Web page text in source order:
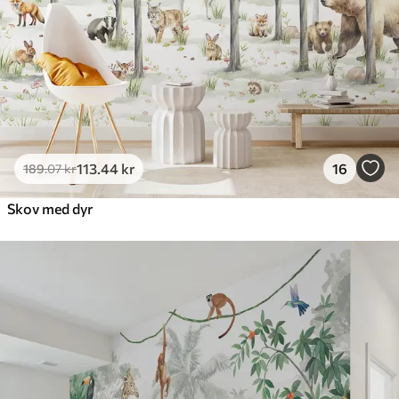
Premium vinyl
516.67310.00 kr/m²
Peel and Stick
666 .67400 .00kr/m²
189.07kr113 .44 kr 16
Skov med dyr